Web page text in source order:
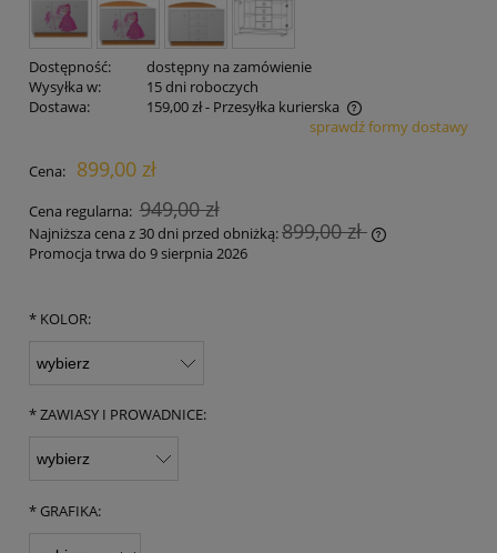
Dostępność:
dostępny na zamówienie
Wysyłka w:
15 dni roboczych
Dostawa:
159,00 zł- Przesyłka kurierska
Cena nie zawiera ewentualnych kosztów płatnościsprawdź formy dostawy
Cena: 899,00 zł
Cena regularna: 949,00 zł
Najniższa cena z 30 dni przed obniżką:899,00 zł
Promocja trwa do 9 sierpnia 2026
* KOLOR:
*ZAWIASY I PROWADNICE:
* GRAFIKA: